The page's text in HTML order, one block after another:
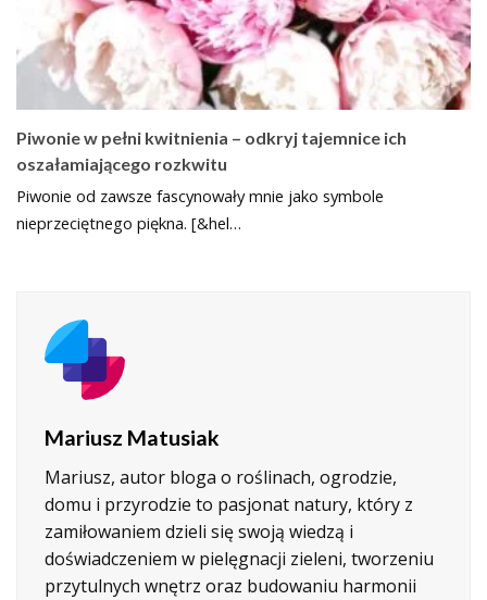
Piwonie w pełni kwitnienia – odkryj tajemnice ich
oszałamiającego rozkwitu
Piwonie od zawsze fascynowały mnie jako symbole
nieprzeciętnego piękna. [&hel…
Mariusz Matusiak
Mariusz, autor bloga o roślinach, ogrodzie,
domu i przyrodzie to pasjonat natury, który z
zamiłowaniem dzieli się swoją wiedzą i
doświadczeniem w pielęgnacji zieleni, tworzeniu
przytulnych wnętrz oraz budowaniu harmonii